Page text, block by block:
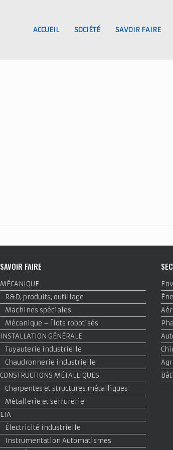
ACCUEIL SOCIÉTÉ SAVOIR FAIRE
SAVOIR FAIRE
MÉCANIQUE
R&D, produits, outillage
Machines spéciales
Mécanique – Îlots robotisés
INSTALLATION GÉNÉRALE
Tuyauterie industrielle
Chaudronnerie industrielle
CONSTRUCTIONS MÉTALLIQUES
Charpentes et structures métalliques
Métallerie et serrurerie
EIA
Électricité industrielle
Instrumentation Automatismes